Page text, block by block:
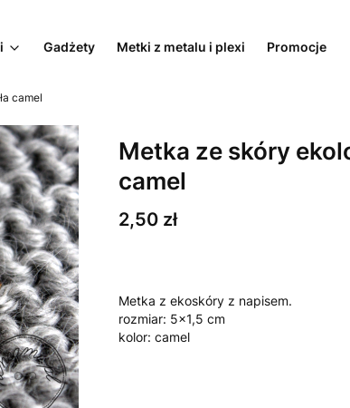
Gadżety Metki z metalu i plexi Promocje
camel
Metka ze skóry
camel
Cena
2,50 zł
Metka z ekoskóry z napisem.
rozmiar: 5x1,5 cm
kolor: camel